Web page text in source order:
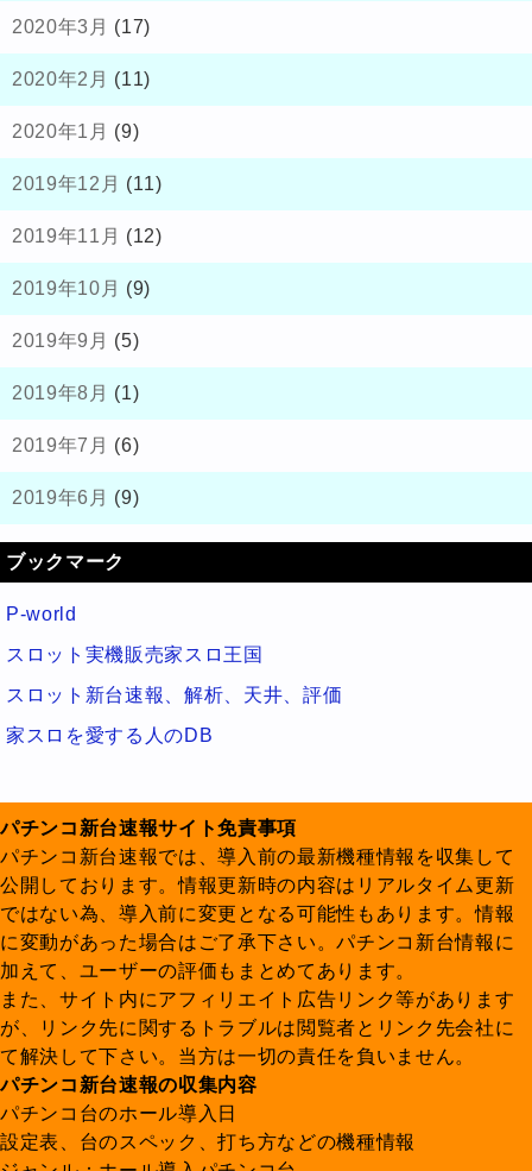
2020年3月 (17)
2020年2月 (11)
2020年1月 (9)
2019年12月 (11)
2019年11月 (12)
2019年10月 (9)
2019年9月 (5)
2019年8月 (1)
2019年7月 (6)
2019年6月 (9)
ブックマーク
P-world
スロット実機販売家スロ王国
スロット新台速報、解析、天井、評価
家スロを愛する人のDB
パチンコ新台速報サイト免責事項
パチンコ新台速報では、導入前の最新機種情報を収集して
公開しております。情報更新時の内容はリアルタイム更新
ではない為、導入前に変更となる可能性もあります。情報
に変動があった場合はご了承下さい。パチンコ新台情報に
加えて、ユーザーの評価もまとめてあります。
また、サイト内にアフィリエイト広告リンク等があります
が、リンク先に関するトラブルは閲覧者とリンク先会社に
て解決して下さい。当方は一切の責任を負いません。
パチンコ新台速報の収集内容
パチンコ台のホール導入日
設定表、台のスペック、打ち方などの機種情報